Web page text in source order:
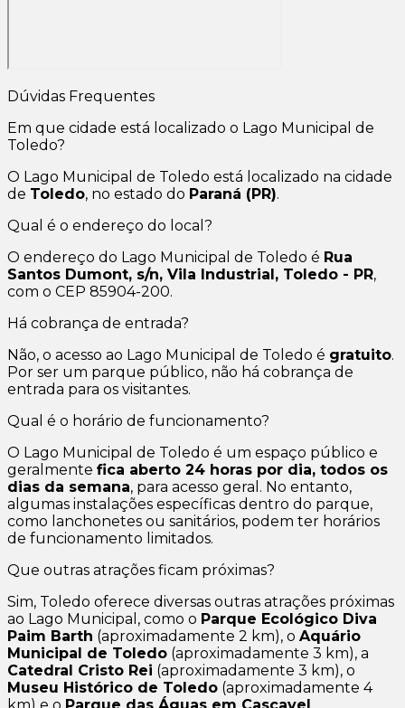
Dúvidas Frequentes
Em que cidade está localizado o Lago Municipal de
Toledo?
O Lago Municipal de Toledo está localizado na cidade
de Toledo, no estado do Paraná (PR).
Qual é o endereço do local?
O endereço do Lago Municipal de Toledo é Rua
Santos Dumont, s/n, Vila Industrial, Toledo - PR,
com o CEP 85904-200.
Há cobrança de entrada?
Não, o acesso ao Lago Municipal de Toledo é gratuito.
Por ser um parque público, não há cobrança de
entrada para os visitantes.
Qual é o horário de funcionamento?
O Lago Municipal de Toledo é um espaço público e
geralmente fica aberto 24 horas por dia, todos os
dias da semana, para acesso geral. No entanto,
algumas instalações específicas dentro do parque,
como lanchonetes ou sanitários, podem ter horários
de funcionamento limitados.
Que outras atrações ficam próximas?
Sim, Toledo oferece diversas outras atrações próximas
ao Lago Municipal, como o Parque Ecológico Diva
Paim Barth (aproximadamente 2 km), o Aquário
Municipal de Toledo (aproximadamente 3 km), a
Catedral Cristo Rei (aproximadamente 3 km), o
Museu Histórico de Toledo (aproximadamente 4